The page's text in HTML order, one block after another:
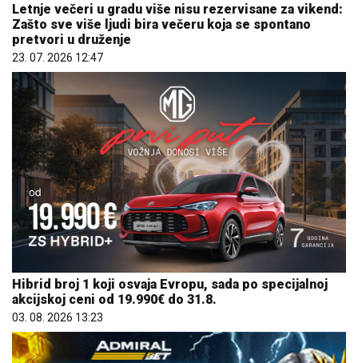
Letnje večeri u gradu više nisu rezervisane za vikend:
Zašto sve više ljudi bira večeru koja se spontano
pretvori u druženje
23. 07. 2026 12:47
Hibrid broj 1 koji osvaja Evropu, sada po specijalnoj
akcijskoj ceni od 19.990€ do 31.8.
03. 08. 2026 13:23